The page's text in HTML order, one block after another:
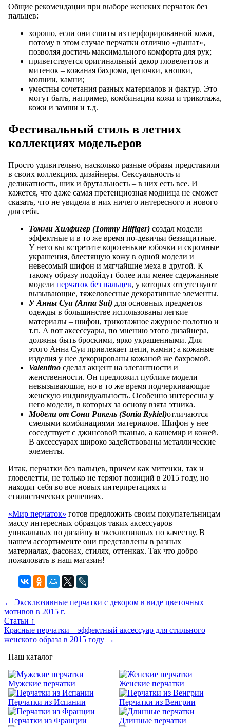
Общие рекомендации при выборе женских перчаток без
пальцев:
хорошо, если они сшиты из перфорированной кожи,
потому в этом случае перчатки отлично «дышат»,
позволяя достичь максимального комфорта для рук;
приветствуется оригинальный декор гловелеттов и
митенок – кожаная бахрома, цепочки, кнопки,
молнии, камни;
уместны сочетания разных материалов и фактур. Это
могут быть, например, комбинации кожи и трикотажа,
кожи и замши и т.д.
Фестивальный стиль в летних
коллекциях модельеров
Просто удивительно, насколько разные образы представили
в своих коллекциях дизайнеры. Сексуальность и
деликатность, шик и брутальность – в них есть все. И
кажется, что даже самая претенциозная модница не сможет
сказать, что не увидела в них ничего интересного и нового
для себя.
Томми Хилфигер (Tommy Hilfiger)создал модели
эффектные и в то же время по-девичьи беззащитные.
У него вы встретите коротенькие юбочки и скромные
украшения, блестящую кожу в одной модели и
невесомый шифон и мягчайшие меха в другой. К
такому образу подойдут более или менее сдержанные
модели перчаток без пальцев, у которых отсутствуют
вызывающие, тяжеловесные декоративные элементы.
У Анны Суи (Anna Sui)для основных предметов
одежды в большинстве использованы легкие
материалы – шифон, трикотажное ажурное полотно и
т.п. А вот аксессуары, по мнению этого дизайнера,
должны быть броскими, ярко украшенными. Для
этого Анна Суи привлекает цепи, камни; а кожаные
изделия у нее декорированы кожаной же бахромой.
Valentinoсделал акцент на элегантности и
женственности. Он предложил публике модели
невызывающие, но в то же время подчеркивающие
женскую индивидуальность. Особенно интересны у
него модели, в которых за основу взята этника.
Модели от Сони Рикель (Sonia Rykiel)отличаются
смелыми комбинациями материалов. Шифон у нее
соседствует с джинсовой тканью, а кашемир и кожей.
В аксессуарах широко задействованы металлические
элементы.
Итак, перчатки без пальцев, причем как митенки, так и
гловелетты, не только не теряют позиций в 2015 году, но
находят себя во все новых интерпретациях и
стилистических решениях.
«Мир перчаток» готов предложить своим покупательницам
массу интересных образцов таких аксессуаров –
уникальных по дизайну и эксклюзивных по качеству. В
нашем ассортименте они представлены в разных
материалах, фасонах, стилях, оттенках. Так что добро
пожаловать в наш магазин!
← Эксклюзивные перчатки с декором в виде цветочных
мотивов в 2015 г.
Статьи ↑
Красные перчатки – эффектный аксессуар для стильного
женского образа в 2015 году →
Наш каталог
Мужские перчатки Женские перчатки
Перчатки из Испании Перчатки из Венгрии
Перчатки из Франции Длинные перчатки